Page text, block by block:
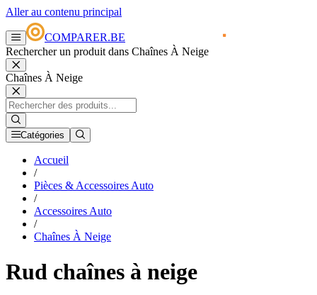
Aller au contenu principal
COMPARER.BE
Rechercher un produit dans Chaînes À Neige
Chaînes À Neige
Catégories
Accueil
/
Pièces & Accessoires Auto
/
Accessoires Auto
/
Chaînes À Neige
Rud chaînes à neige